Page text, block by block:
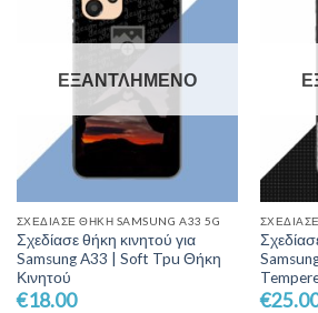
Wishlist
ΕΞΑΝΤΛΗΜΈΝΟ
ΣΧΕΔΊΑΣΕ ΘΉΚΗ SAMSUNG A33 5G
Σχεδίασε θήκη κινητού για
Samsung A33 | Soft Tpu Θήκη
Κινητού
€18.00 €